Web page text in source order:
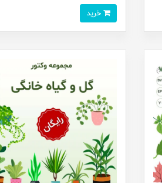
خرید